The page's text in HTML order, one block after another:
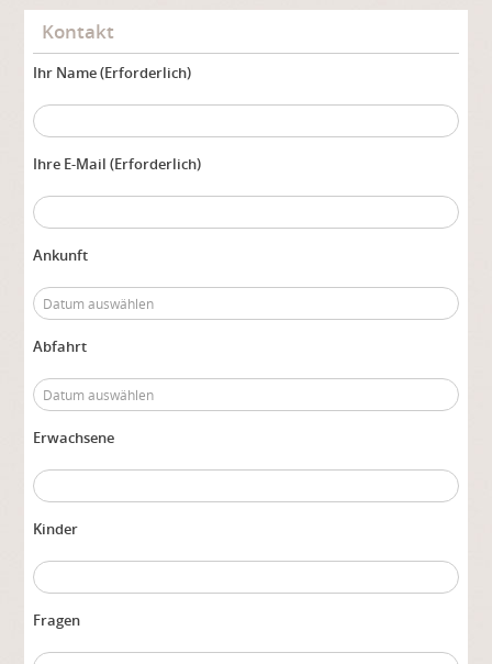
Kontakt
Ihr Name (Erforderlich)
Ihre E-Mail (Erforderlich)
Ankunft
Abfahrt
Erwachsene
Kinder
Fragen